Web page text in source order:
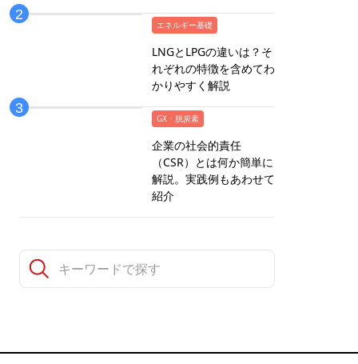
エネルギー基礎
LNGとLPGの違いは？そ
れぞれの特徴を含めてわ
かりやすく解説
GX・脱炭素
企業の社会的責任
（CSR）とは何か簡単に
解説。実践例もあわせて
紹介